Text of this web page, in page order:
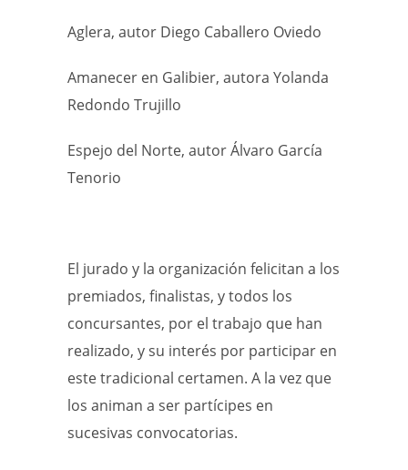
Aglera, autor Diego Caballero Oviedo
Amanecer en Galibier, autora Yolanda
Redondo Trujillo
Espejo del Norte, autor Álvaro García
Tenorio
El jurado y la organización felicitan a los
premiados, finalistas, y todos los
concursantes, por el trabajo que han
realizado, y su interés por participar en
este tradicional certamen. A la vez que
los animan a ser partícipes en
sucesivas convocatorias.